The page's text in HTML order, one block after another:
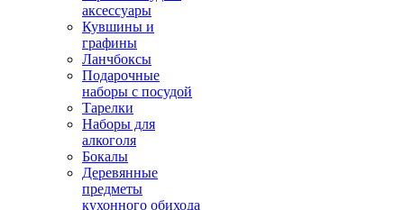
аксессуары
Кувшины и
графины
Ланчбоксы
Подарочные
наборы с посудой
Тарелки
Наборы для
алкоголя
Бокалы
Деревянные
предметы
кухонного обихода